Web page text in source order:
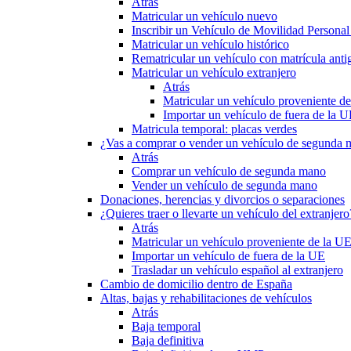
Matricular un vehículo nuevo
Inscribir un Vehículo de Movilidad
Matricular un vehículo histórico
Rematricular un vehículo con matrícula
Matricular un vehículo extranjero
Atrás
Matricular un vehículo proveniente
Importar un vehículo de fuera de la
Matricula temporal: placas verdes
¿Vas a comprar o vender un vehículo de segunda
Atrás
Comprar un vehículo de segunda mano
Vender un vehículo de segunda mano
Donaciones, herencias y divorcios o separaciones
¿Quieres traer o llevarte un vehículo del
Atrás
Matricular un vehículo proveniente de la UE
Importar un vehículo de fuera de la UE
Trasladar un vehículo español al extranjero
Cambio de domicilio dentro de España
Altas, bajas y rehabilitaciones de vehículos
Atrás
Baja temporal
Baja definitiva